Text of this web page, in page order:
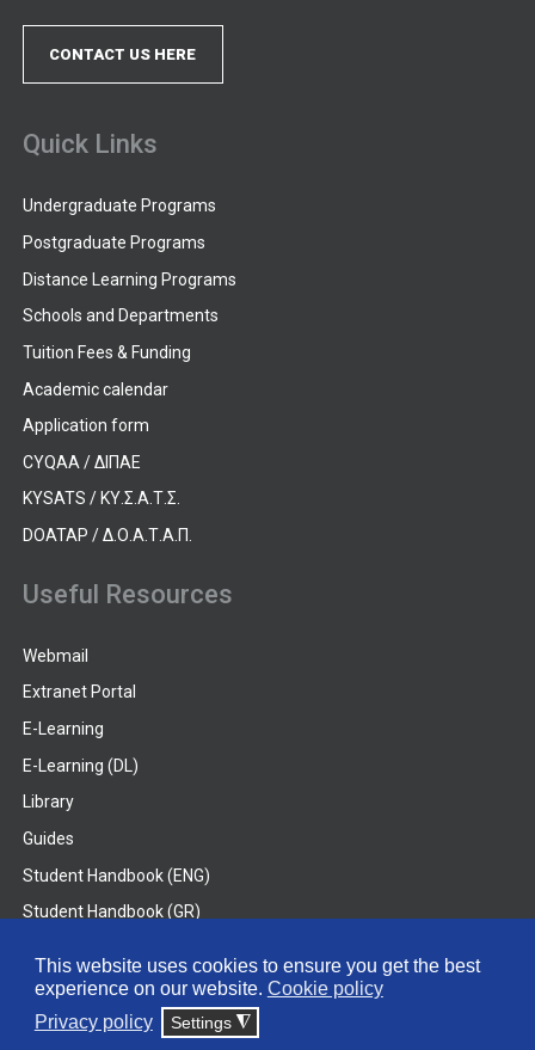
This website uses cookies to ensure you get the best
experience on our website. Cookie policy
Privacy policy
Settings ◮
CONTACT US HERE
Quick Links
Undergraduate Programs
Postgraduate Programs
Distance Learning Programs
Schools and Departments
Tuition Fees & Funding
Academic calendar
Application form
CYQAA / ΔΙΠΑΕ
KYSATS / ΚΥ.Σ.Α.Τ.Σ.
DOATAP / Δ.Ο.Α.Τ.Α.Π.
Useful Resources
Webmail
Extranet Portal
E-Learning
E-Learning (DL)
Library
Guides
Student Handbook (ENG)
Student Handbook (GR)
© 2026 Frederick University